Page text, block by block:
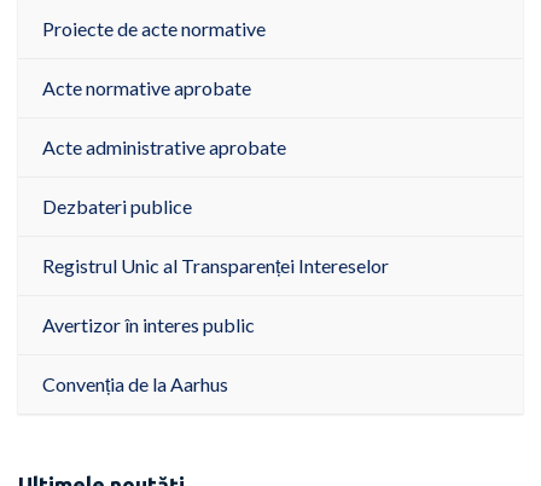
Proiecte de acte normative
Acte normative aprobate
Acte administrative aprobate
Dezbateri publice
Registrul Unic al Transparenței Intereselor
Avertizor în interes public
Convenția de la Aarhus